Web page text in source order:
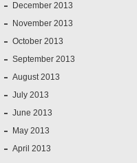
December 2013
November 2013
October 2013
September 2013
August 2013
July 2013
June 2013
May 2013
April 2013